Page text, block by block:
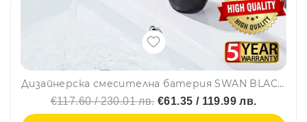
Дизайнерска смесителна батерия SWAN BLACK AC1001-11
€117.60 / 230.01 лв.€61.35 / 119.99 лв.